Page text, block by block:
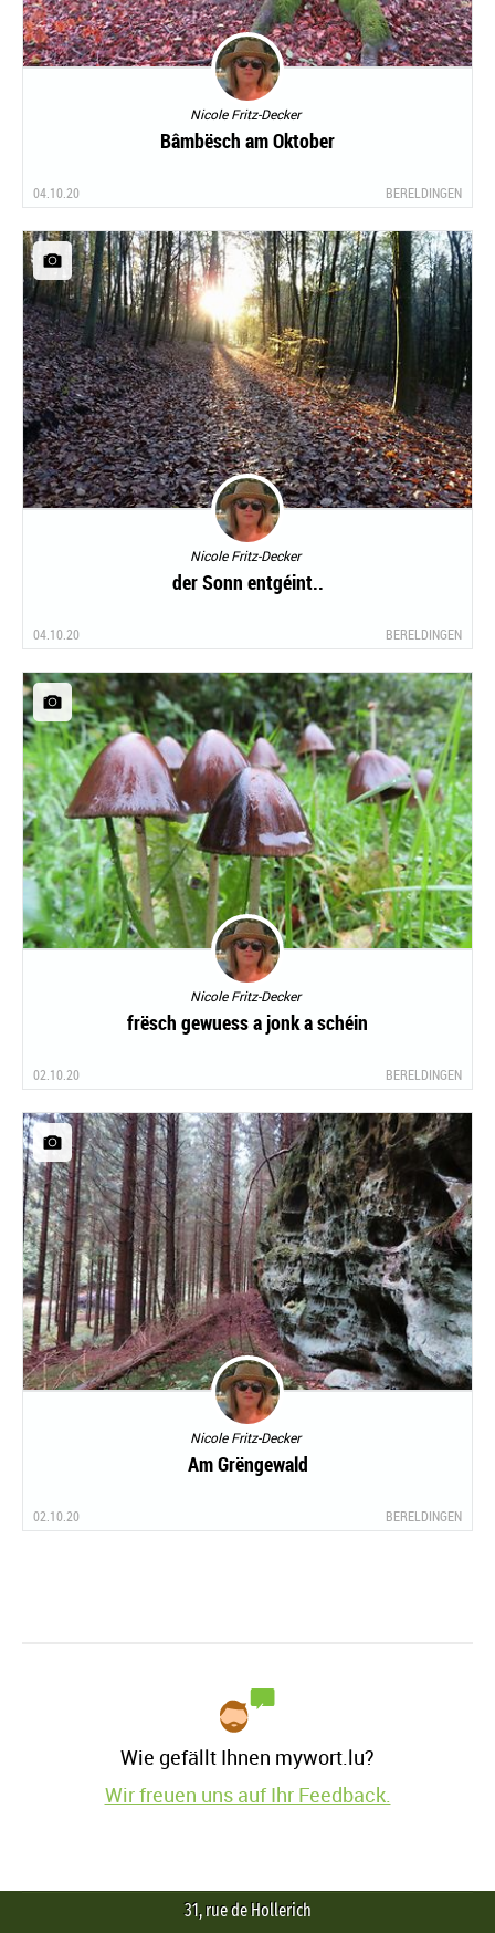
Nicole Fritz-Decker
Bâmbësch am Oktober
04.10.20 BERELDINGEN
Nicole Fritz-Decker
der Sonn entgéint..
04.10.20 BERELDINGEN
Nicole Fritz-Decker
frësch gewuess a jonk a schéin
02.10.20 BERELDINGEN
Nicole Fritz-Decker
Am Grëngewald
02.10.20 BERELDINGEN
Wie gefällt Ihnen mywort.lu?
Wir freuen uns auf Ihr Feedback.
31, rue de Hollerich